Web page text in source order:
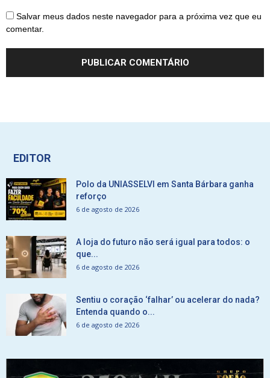
Salvar meus dados neste navegador para a próxima vez que eu
comentar.
EDITOR
Polo da UNIASSELVI em Santa Bárbara ganha
reforço
6 de agosto de 2026
A loja do futuro não será igual para todos: o
que...
6 de agosto de 2026
Sentiu o coração ‘falhar’ ou acelerar do nada?
Entenda quando o...
6 de agosto de 2026